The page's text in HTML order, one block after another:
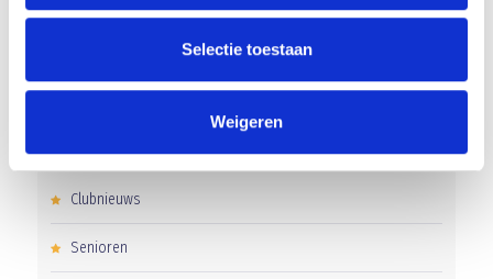
Selectie toestaan
Weigeren
Uitnodiging voor de EXTRA Algemene Ledenvergadering
Clubnieuws
Senioren